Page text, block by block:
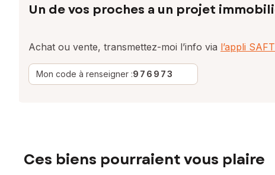
Un de vos proches a un projet
Achat ou vente, transmettez-moi l’info via l’appli
Mon code à renseigner :976973
Ces biens pourraient vous plaire